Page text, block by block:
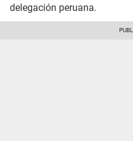
delegación peruana.